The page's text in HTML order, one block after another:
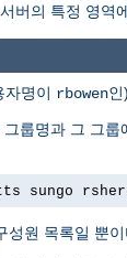
버의 특정 영역
자명이 rbowen
룹명과 그 그
sungo
성원 목록일 뿐이